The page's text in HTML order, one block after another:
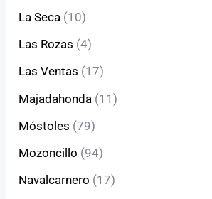
La Seca (10)
Las Rozas (4)
Las Ventas (17)
Majadahonda (11)
Móstoles (79)
Mozoncillo (94)
Navalcarnero (17)